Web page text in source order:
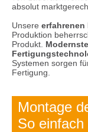
absolut
Unsere erfahrenen
Produktion
Produkt.
Systemen sorgen
Fertigung.
Montage
So einfach